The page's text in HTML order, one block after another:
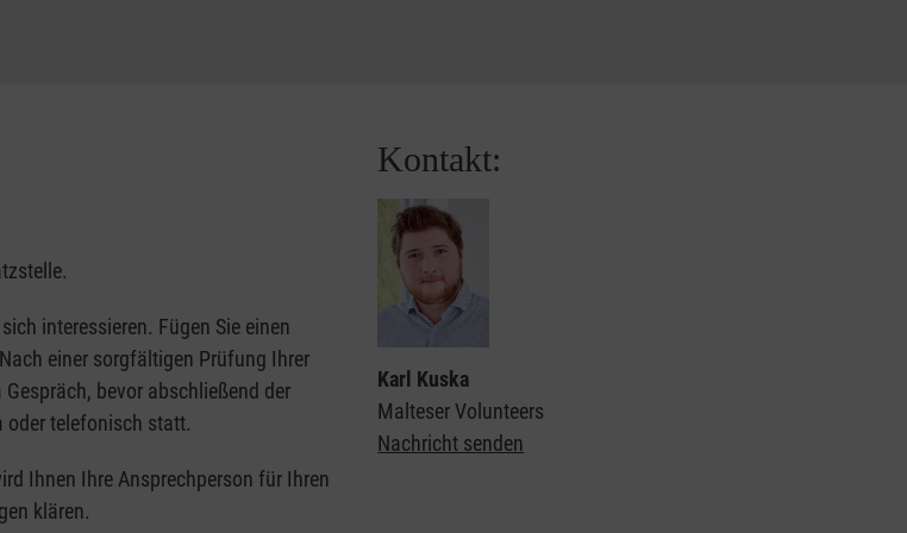
Personinteressieren. Fügen Sie einen
einer sorgfältigen Prüfung Ihrer
bevor abschließend der
oder telefonisch statt.
Ihnen Ihre Ansprechperson für Ihren
klären.
Kontakt:
Karl Kuska
Malteser Volunteers
Nachricht senden